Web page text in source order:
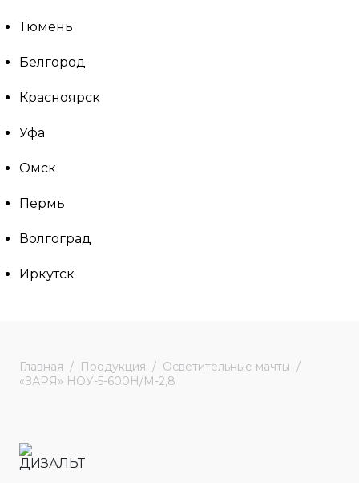
Тюмень
Белгород
Красноярск
Уфа
Омск
Пермь
Волгоград
Иркутск
Главная Продукция
Осветительные мачты
«ЗАРЯ» НОУ-5-600Н/М-2,8